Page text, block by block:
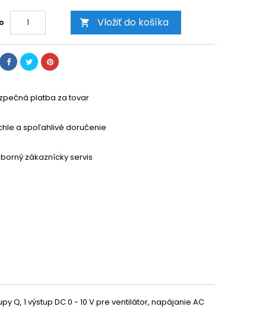
 Vložiť do košíka
platba za tovar
a spoľahlivé doručenie
zákaznícky servis
Q, 1 výstup DC 0 - 10 V pre ventilátor, napájanie AC